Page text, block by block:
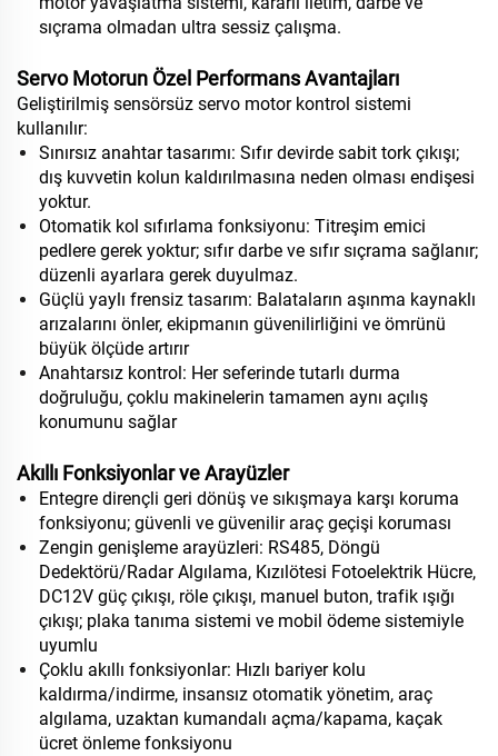
sıçrama olmadan ultra sessiz çalışma.
Servo Motorun Özel Performans Avantajları
Geliştirilmiş sensörsüz servo motor kontrol sistemi
kullanılır:
Sınırsız anahtar tasarımı: Sıfır devirde sabit tork çıkışı;
dış kuvvetin kolun kaldırılmasına neden olması endişesi
yoktur.
Otomatik kol sıfırlama fonksiyonu: Titreşim emici
pedlere gerek yoktur; sıfır darbe ve sıfır sıçrama sağlanır;
düzenli ayarlara gerek duyulmaz.
Güçlü yaylı frensiz tasarım: Balataların aşınma kaynaklı
arızalarını önler, ekipmanın güvenilirliğini ve ömrünü
büyük ölçüde artırır
Anahtarsız kontrol: Her seferinde tutarlı durma
doğruluğu, çoklu makinelerin tamamen aynı açılış
konumunu sağlar
Akıllı Fonksiyonlar ve Arayüzler
Entegre dirençli geri dönüş ve sıkışmaya karşı koruma
fonksiyonu; güvenli ve güvenilir araç geçişi koruması
Zengin genişleme arayüzleri: RS485, Döngü
Dedektörü/Radar Algılama, Kızılötesi Fotoelektrik Hücre,
DC12V güç çıkışı, röle çıkışı, manuel buton, trafik ışığı
çıkışı; plaka tanıma sistemi ve mobil ödeme sistemiyle
uyumlu
Çoklu akıllı fonksiyonlar: Hızlı bariyer kolu
kaldırma/indirme, insansız otomatik yönetim, araç
algılama, uzaktan kumandalı açma/kapama, kaçak
ücret önleme fonksiyonu